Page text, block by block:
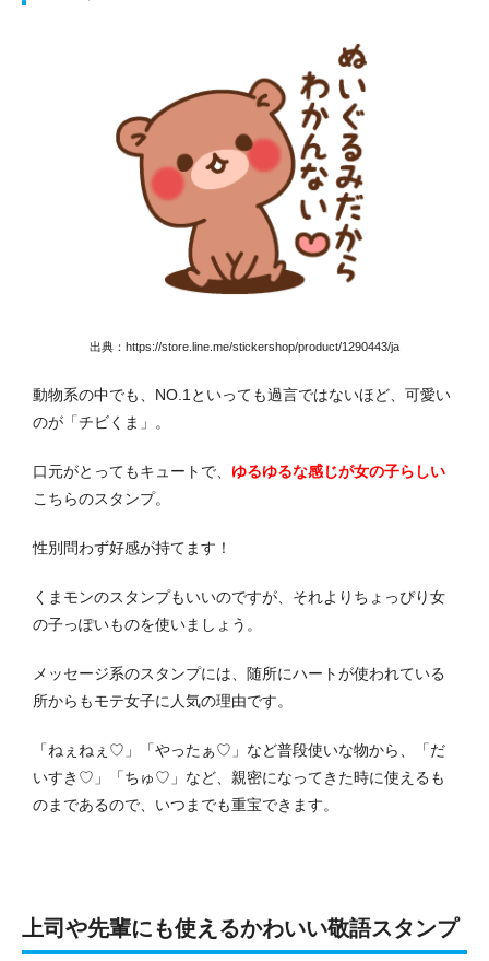
出典：https://store.line.me/stickershop/product/1290443/ja
動物系の中でも、NO.1といっても過言ではないほど、可愛い
のが「チビくま」。
口元がとってもキュートで、 ゆるゆるな感じが女の子らしい
こちらのスタンプ。
性別問わず好感が持てます！
くまモンのスタンプもいいのですが、それよりちょっぴり女
の子っぽいものを使いましょう。
メッセージ系のスタンプには、随所にハートが使われている
所からもモテ女子に人気の理由です。
「ねぇねぇ♡」「やったぁ♡」など普段使いな物から、「だ
いすき♡」「ちゅ♡」など、親密になってきた時に使えるも
のまであるので、いつまでも重宝できます。
上司や先輩にも使えるかわいい敬語スタンプ